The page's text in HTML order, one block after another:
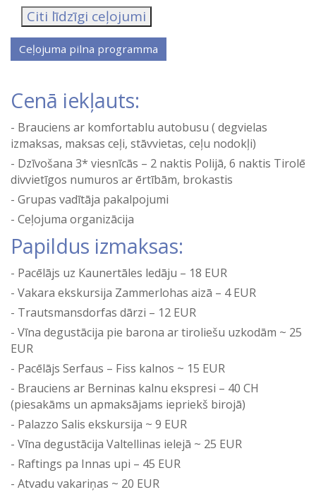
Citi līdzīgi ceļojumi
Cenā iekļauts:
Brauciens ar komfortablu autobusu ( degvielas
izmaksas, maksas ceļi, stāvvietas, ceļu nodokļi)
Dzīvošana 3* viesnīcās – 2 naktis Polijā, 6 naktis Tirolē
divvietīgos numuros ar ērtībām, brokastis
Grupas vadītāja pakalpojumi
Ceļojuma organizācija
Papildus izmaksas:
Pacēlājs uz Kaunertāles ledāju – 18 EUR
Vakara ekskursija Zammerlohas aizā – 4 EUR
Trautsmansdorfas dārzi – 12 EUR
Vīna degustācija pie barona ar tiroliešu uzkodām ~ 25
EUR
Pacēlājs Serfaus – Fiss kalnos ~ 15 EUR
Brauciens ar Berninas kalnu ekspresi – 40 CH
(piesakāms un apmaksājams iepriekš birojā)
Palazzo Salis ekskursija ~ 9 EUR
Vīna degustācija Valtellinas ielejā ~ 25 EUR
Raftings pa Innas upi – 45 EUR
Atvadu vakariņas ~ 20 EUR